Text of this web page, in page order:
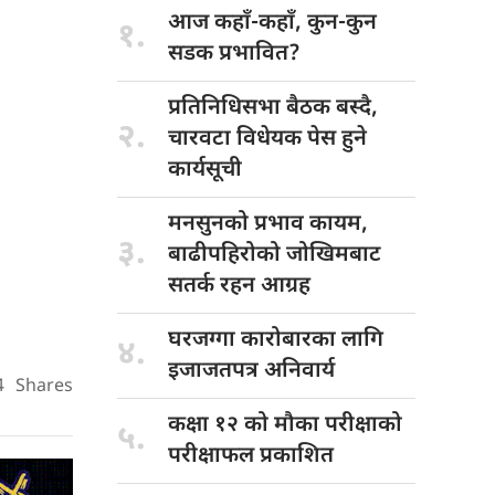
Shares
१. आज कहाँ-कहाँ, कुन-कुन
सडक प्रभावित?
२.
प्रतिनिधिसभा बैठकबस्दै,
चारवटा विधेयक पेस हुने
कार्यसूची
३.
मनसुनको प्रभावकायम,
बाढीपहिरोको जोखिमबाट
सतर्क रहन आग्रह
४. घरजग्गा कारोबारकालागि
इजाजतपत्र अनिवार्य
५. कक्षा १२ को मौका परीक्षाको
परीक्षाफल प्रकाशित